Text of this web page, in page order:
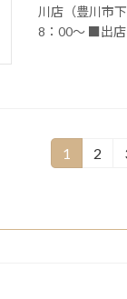
川店（豊川市
8：00～ ■出店
固
1
固
2